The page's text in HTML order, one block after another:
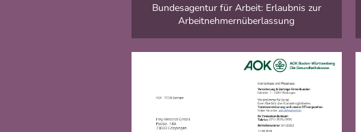
Bundesagentur für Arbeit: Erlaubnis zur
Arbeitnehmernüberlassung